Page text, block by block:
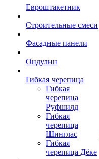
Евроштакетник
Строительные смеси
Фасадные панели
Ондулин
Гибкая черепица
Гибкая
черепица
Руфшилд
Гибкая
черепица
Шинглас
Гибкая
черепица Дёке